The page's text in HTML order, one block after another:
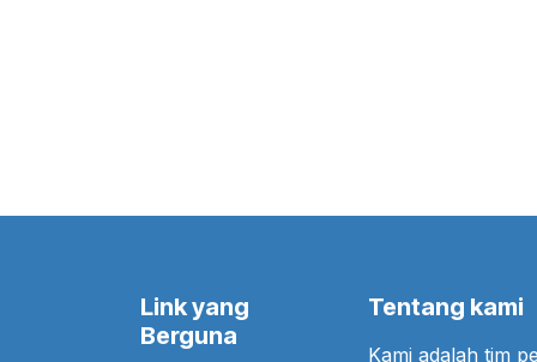
Link yang
Berguna
Tentang kami
Kami adalah tim